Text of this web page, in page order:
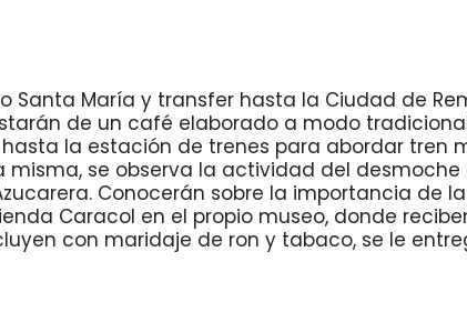
Santa María y transfer hasta la Ciudad de
de un café elaborado a modo
la estación de trenes para abordar tren
misma, se observa la actividad del
Conocerán sobre la importancia de
Caracol en el propio museo, donde
con maridaje de ron y tabaco, se le